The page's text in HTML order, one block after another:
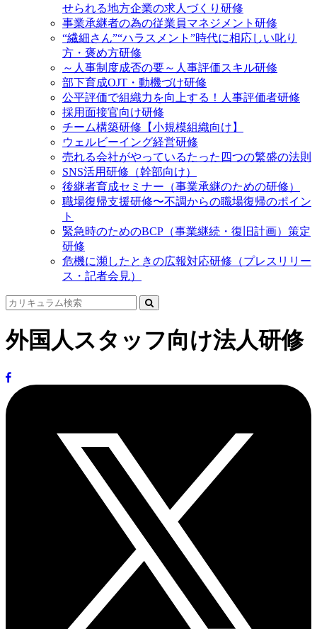
せられる地方企業の求人づくり研修
事業承継者の為の従業員マネジメント研修
“繊細さん”“ハラスメント”時代に相応しい叱り
方・褒め方研修
～人事制度成否の要～人事評価スキル研修
部下育成OJT・動機づけ研修
公平評価で組織力を向上する！人事評価者研修
採用面接官向け研修
チーム構築研修【小規模組織向け】
ウェルビーイング経営研修
売れる会社がやっているたった四つの繁盛の法則
SNS活用研修（幹部向け）
後継者育成セミナー（事業承継のための研修）
職場復帰支援研修〜不調からの職場復帰のポイン
ト
緊急時のためのBCP（事業継続・復旧計画）策定
研修
危機に瀕したときの広報対応研修（プレスリリー
ス・記者会見）
外国人スタッフ向け法人研修